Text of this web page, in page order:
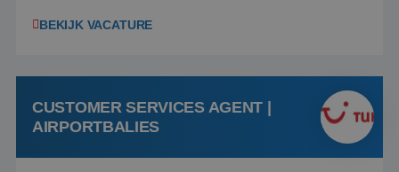
vinden. Samen maken we van elke reis een
hebt in de reisbranche of j...
BEKIJK VACATURE
CUSTOMER SERVICES AGENT |
AIRPORTBALIES